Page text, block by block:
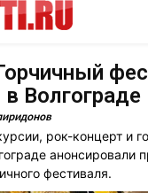
Волгограде
рок-концерт и
анонсировали
фестиваля.